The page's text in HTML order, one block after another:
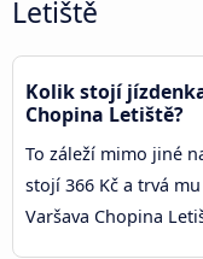
Letiště
Kolik stojí
Chopina Letiště?
To záleží mimo jiné
stojí 366 Kč a trvá
Varšava Chopina